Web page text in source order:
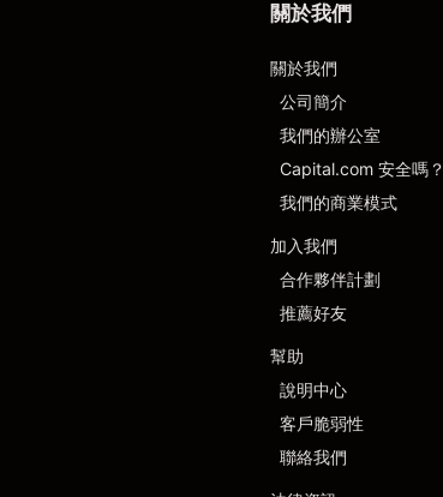
關於我們
關於我們
公司簡介
我們的辦公室
Capital.com 安全嗎？
我們的商業模式
加入我們
合作夥伴計劃
推薦好友
幫助
說明中心
客戶脆弱性
聯絡我們